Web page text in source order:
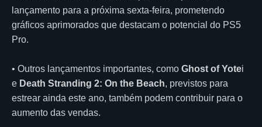
lançamento para a próxima sexta-feira, prometendo
gráficos aprimorados que destacam o potencial do PS5
Pro.
• Outros lançamentos importantes, como Ghost of Yotei
e Death Stranding 2: On the Beach, previstos para
estrear ainda este ano, também podem contribuir para o
aumento das vendas.